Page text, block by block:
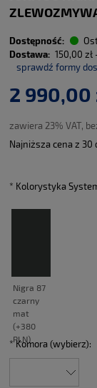
Dostępność:
Dostawa: 150,00 zł
Cena nie
sprawdź formy
2 990,00
zawiera 23% VAT,
Najniższa cena z 30
* Kolorystyka
*Komora (wybierz):